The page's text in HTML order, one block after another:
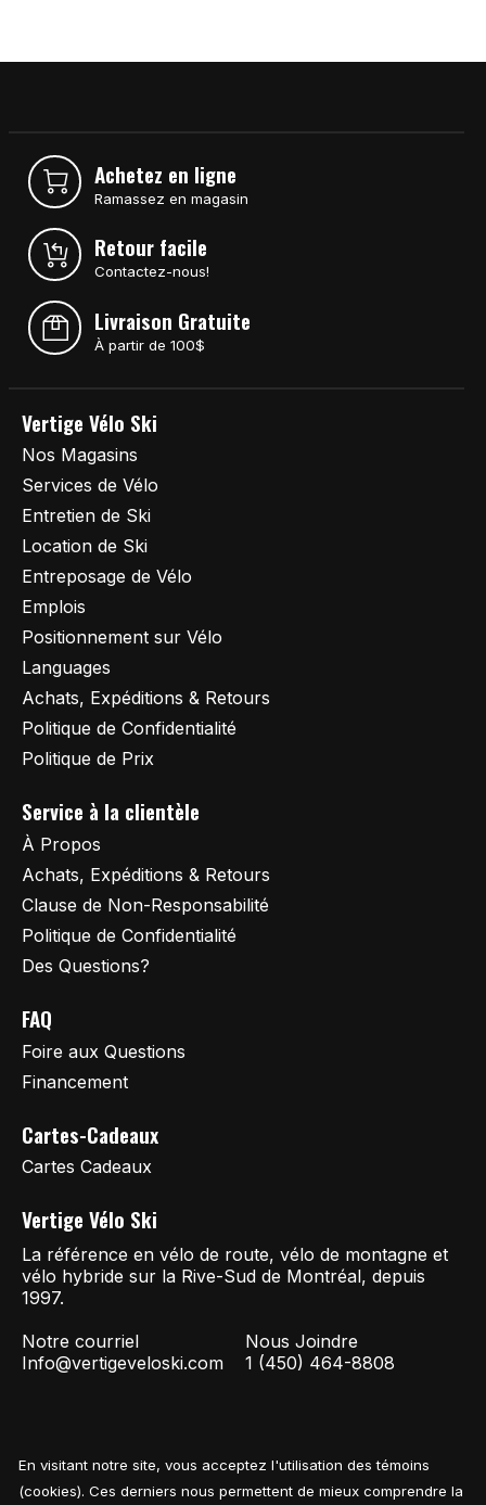
Achetez en ligne
Ramassez en magasin
Retour facile
Contactez-nous!
Livraison Gratuite
À partir de 100$
Vertige Vélo Ski
Nos Magasins
Services de Vélo
Entretien de Ski
Location de Ski
Entreposage de Vélo
Emplois
Positionnement sur Vélo
Languages
Achats, Expéditions & Retours
Politique de Confidentialité
Politique de Prix
Service à la clientèle
À Propos
Achats, Expéditions & Retours
Clause de Non-Responsabilité
Politique de Confidentialité
Des Questions?
FAQ
Foire aux Questions
Financement
Cartes-Cadeaux
Cartes Cadeaux
Vertige Vélo Ski
La référence en vélo de route, vélo de montagne et
vélo hybride sur la Rive-Sud de Montréal, depuis
1997.
Notre courriel
Info@vertigeveloski.com
Nous Joindre
1 (450) 464-8808
© Copyright 2026 Vertige Vélo Ski
En visitant notre site, vous acceptez l'utilisation des témoins
(cookies). Ces derniers nous permettent de mieux comprendre la